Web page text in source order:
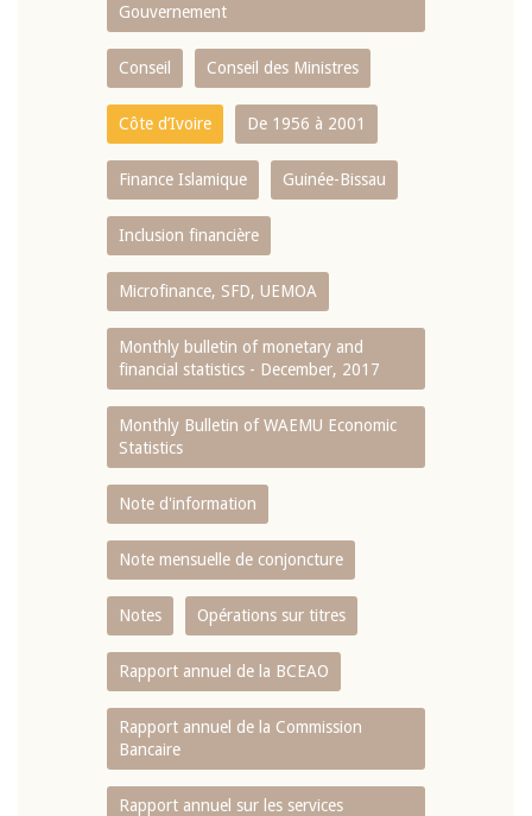
Gouvernement
Conseil Conseil des Ministres
Côte d’Ivoire De 1956 à 2001
Finance Islamique Guinée-Bissau
Inclusion financière
Microfinance, SFD, UEMOA
Monthly bulletin of monetary and
financial statistics - December, 2017
Monthly Bulletin of WAEMU Economic
Statistics
Note d'information
Note mensuelle de conjoncture
Notes Opérations sur titres
Rapport annuel de la BCEAO
Rapport annuel de la Commission
Bancaire
Rapport annuel sur les services